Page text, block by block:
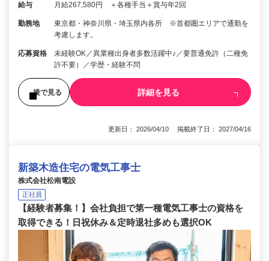
給与 月給267,580円 ＋各種手当＋賞与年2回
勤務地
東京都・神奈川県・埼玉県内各所 ※首都圏エリアで通勤を
考慮します。
応募資格
未経験OK／異業種出身者多数活躍中♪／要普通免許（二種免
許不要）／学歴・経験不問
後で見る 詳細を見る
更新日： 2026/04/10 掲載終了日： 2027/04/16
新築木造住宅の電気工事士
株式会社松南電設
正社員
【経験者募集！】会社負担で第一種電気工事士の資格を
取得できる！日祝休み＆定時退社多めも選択OK